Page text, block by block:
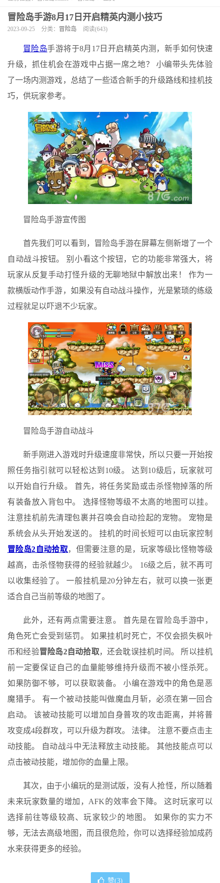
冒险岛手游8月17日开启精英内测小技巧
2023-09-25 分类： 冒险岛 阅读(643)
冒险岛手游将于8月17日开启精英内测，新手如何快速
升级，抓住机会在游戏中占据一席之地？ 小编带头先体验
了一场内测游戏，总结了一些适合新手的升级路线和挂机技
巧，供玩家参考。
冒险岛手游宣传图
首先我们可以看到，冒险岛手游在屏幕左侧新增了一个
自动战斗按钮。 别小看这个按钮，它的功能非常强大，将
玩家从反复手动打怪升级的无聊地狱中解放出来！ 作为一
款横版动作手游，如果没有自动战斗操作，光是繁琐的练级
过程就足以吓退不少玩家。
冒险岛手游自动战斗
新手刚进入游戏时升级速度非常快，所以只要一开始按
照任务指引就可以轻松达到10级。 达到10级后，玩家就可
以开始自行升级。 首先，将任务奖励或击杀怪物掉落的所
有装备放入背包中。 选择怪物等级不太高的地图可以挂。
注意挂机前先清理包裹并召唤会自动捡起的宠物。 宠物是
系统会从头开始发送的。 挂机的时间长短可以由玩家控制
冒险岛2自动拾取，但需要注意的是，玩家等级比怪物等级
越高，击杀怪物获得的经验就越少。 16级之后，就不再可
以收集经验了。 一般挂机是20分钟左右，就可以换一张更
适合自己当前等级的地图了。
此外，还有两点需要注意。 首先是在冒险岛手游中，
角色死亡会受到惩罚。 如果挂机时死亡，不仅会损失枫叶
币和经验冒险岛2自动拾取，还会耽误挂机时间。 所以挂机
前一定要保证自己的血量能够维持升级而不被小怪杀死。
如果防御不够，可以获取装备。 小编在游戏中的角色是恶
魔猎手。 有一个被动技能叫做魔血月斩，必须在第一回合
启动。 该被动技能可以增加自身普攻的攻击距离，并将普
攻变成4段群攻，可以升级为群攻。 法律。 注意不要点击主
动技能。 自动战斗中无法释放主动技能。 其他技能点可以
点击被动技能，增加你的血量上限。
其次，由于小编玩的是测试版，没有人抢怪，所以随着
未来玩家数量的增加，AFK的效率会下降。 这时玩家可以
选择前往等级较高、玩家较少的地图。 如果你的实力不
够，无法去高级地图，而且很危险，你可以选择经验加成药
水来获得更多的经验。
赞(3)